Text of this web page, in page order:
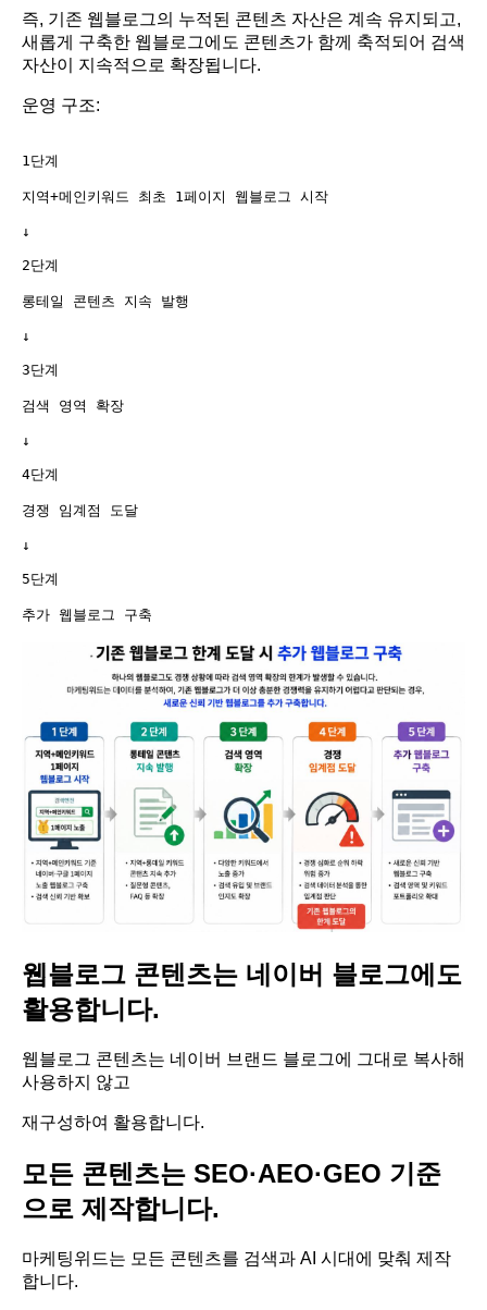
즉, 기존 웹블로그의 누적된 콘텐츠 자산은 계속 유지되고,
새롭게 구축한 웹블로그에도 콘텐츠가 함께 축적되어 검색
자산이 지속적으로 확장됩니다.
운영 구조:
1단계
지역+메인키워드 최초 1페이지 웹블로그 시작
↓
2단계
롱테일 콘텐츠 지속 발행
↓
3단계
검색 영역 확장
↓
4단계
경쟁 임계점 도달
↓
5단계
웹블로그 콘텐츠는 네이버 블로그에도
활용합니다.
웹블로그 콘텐츠는 네이버 브랜드 블로그에 그대로 복사해
사용하지 않고
재구성하여 활용합니다.
모든 콘텐츠는 SEO·AEO·GEO 기준
으로 제작합니다.
마케팅위드는 모든 콘텐츠를 검색과 AI 시대에 맞춰 제작
합니다.